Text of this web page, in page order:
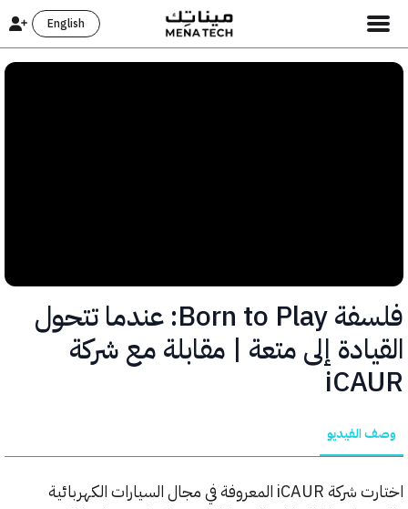
English
فلسفة Born to Play: عندما تتحول
إلى متعة | مقابلة مع شركة
اختارت شركة iCAUR المعروفة في مجال السيارات الكهربائية